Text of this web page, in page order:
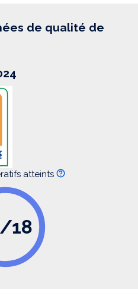
de qualité de
atteints
18